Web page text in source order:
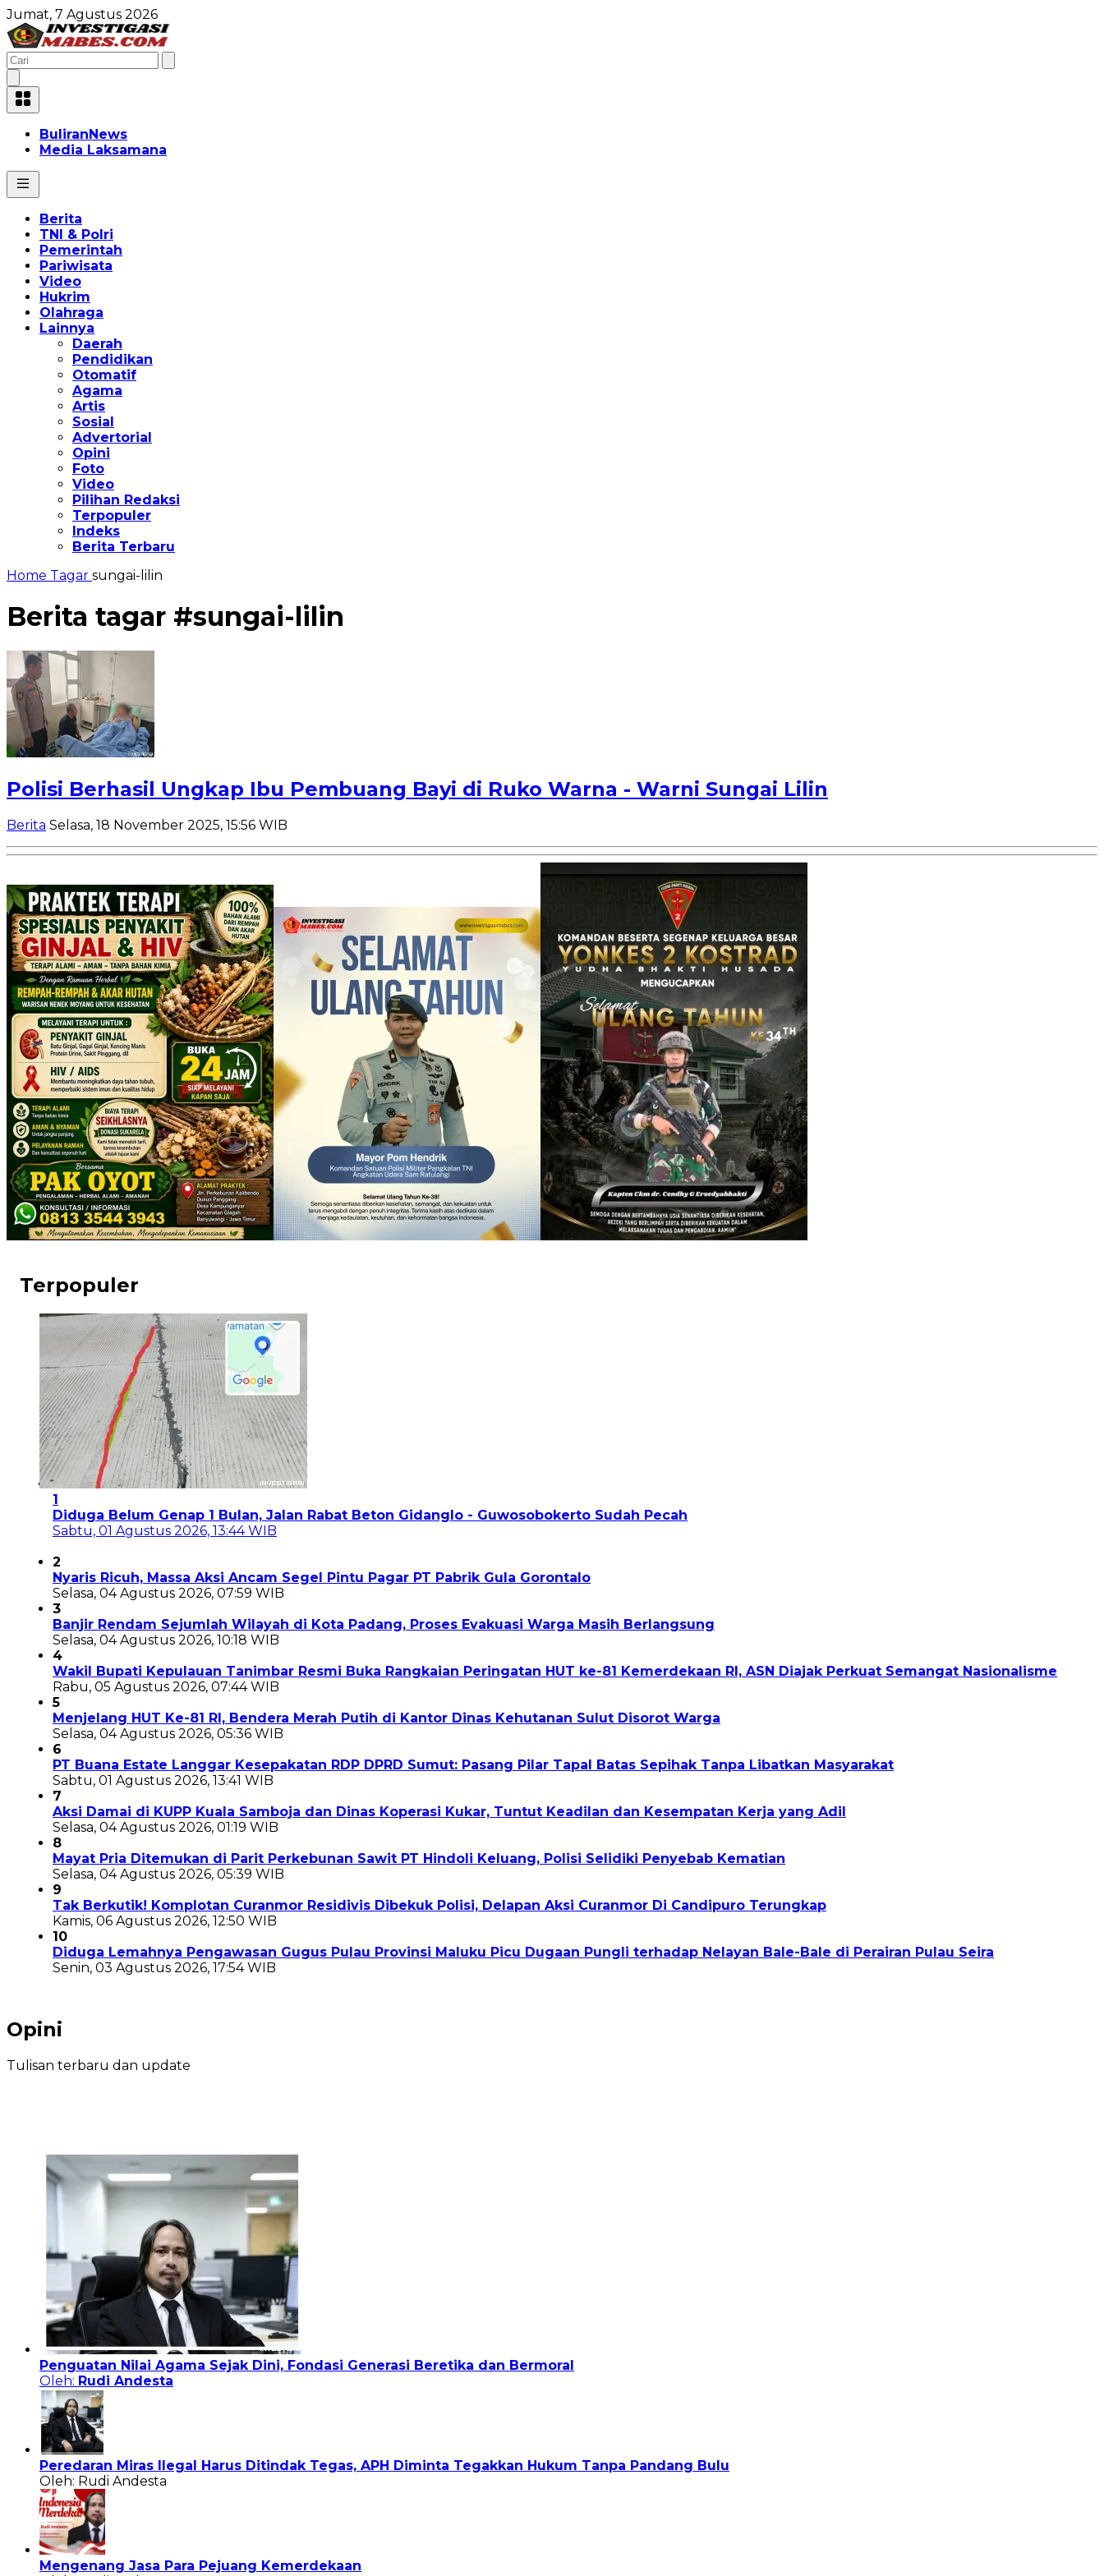
Jumat, 7 Agustus 2026
BuliranNews
Media Laksamana
Berita
TNI & Polri
Pemerintah
Pariwisata
Video
Hukrim
Olahraga
Lainnya
Daerah
Pendidikan
Otomatif
Agama
Artis
Sosial
Advertorial
Opini
Foto
Video
Pilihan Redaksi
Terpopuler
Indeks
Berita Terbaru
Home Tagar sungai-lilin
Berita tagar #sungai-lilin
Polisi Berhasil Ungkap Ibu Pembuang Bayi di Ruko Warna - Warni Sungai Lilin
Berita Selasa, 18 November 2025, 15:56 WIB
Terpopuler
1
Diduga Belum Genap 1 Bulan, Jalan Rabat Beton Gidanglo - Guwosobokerto Sudah Pecah
Sabtu, 01 Agustus 2026, 13:44 WIB
2
Nyaris Ricuh, Massa Aksi Ancam Segel Pintu Pagar PT Pabrik Gula Gorontalo
Selasa, 04 Agustus 2026, 07:59 WIB
3
Banjir Rendam Sejumlah Wilayah di Kota Padang, Proses Evakuasi Warga Masih Berlangsung
Selasa, 04 Agustus 2026, 10:18 WIB
4
Wakil Bupati Kepulauan Tanimbar Resmi Buka Rangkaian Peringatan HUT ke-81 Kemerdekaan RI, ASN Diajak Perkuat Semangat Nasionalisme
Rabu, 05 Agustus 2026, 07:44 WIB
5
Menjelang HUT Ke-81 RI, Bendera Merah Putih di Kantor Dinas Kehutanan Sulut Disorot Warga
Selasa, 04 Agustus 2026, 05:36 WIB
6
PT Buana Estate Langgar Kesepakatan RDP DPRD Sumut: Pasang Pilar Tapal Batas Sepihak Tanpa Libatkan Masyarakat
Sabtu, 01 Agustus 2026, 13:41 WIB
7
Aksi Damai di KUPP Kuala Samboja dan Dinas Koperasi Kukar, Tuntut Keadilan dan Kesempatan Kerja yang Adil
Selasa, 04 Agustus 2026, 01:19 WIB
8
Mayat Pria Ditemukan di Parit Perkebunan Sawit PT Hindoli Keluang, Polisi Selidiki Penyebab Kematian
Selasa, 04 Agustus 2026, 05:39 WIB
9
Tak Berkutik! Komplotan Curanmor Residivis Dibekuk Polisi, Delapan Aksi Curanmor Di Candipuro Terungkap
Kamis, 06 Agustus 2026, 12:50 WIB
10
Diduga Lemahnya Pengawasan Gugus Pulau Provinsi Maluku Picu Dugaan Pungli terhadap Nelayan Bale-Bale di Perairan Pulau Seira
Senin, 03 Agustus 2026, 17:54 WIB
Opini
Tulisan terbaru dan update
Penguatan Nilai Agama Sejak Dini, Fondasi Generasi Beretika dan Bermoral
Oleh: Rudi Andesta
Peredaran Miras Ilegal Harus Ditindak Tegas, APH Diminta Tegakkan Hukum Tanpa Pandang Bulu
Oleh: Rudi Andesta
Mengenang Jasa Para Pejuang Kemerdekaan